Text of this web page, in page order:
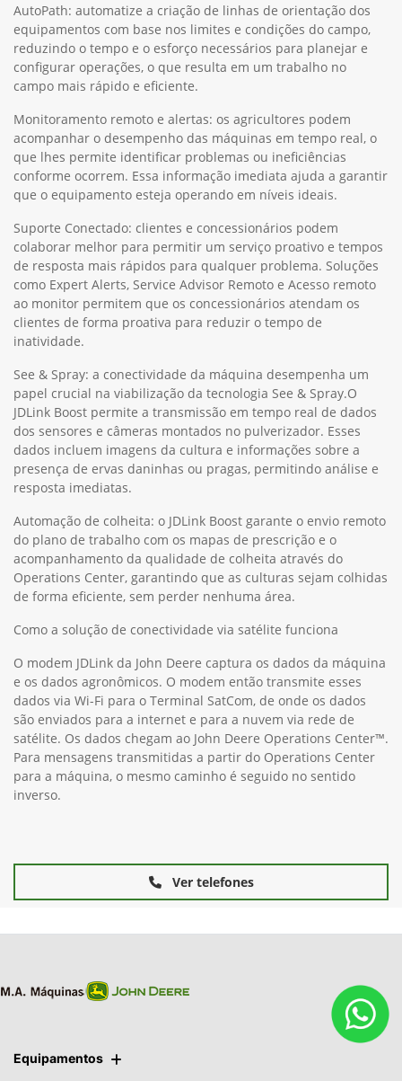
AutoPath: automatize a criação de linhas de orientação dos
equipamentos com base nos limites e condições do campo,
reduzindo o tempo e o esforço necessários para planejar e
configurar operações, o que resulta em um trabalho no
campo mais rápido e eficiente.
Monitoramento remoto e alertas: os agricultores podem
acompanhar o desempenho das máquinas em tempo real, o
que lhes permite identificar problemas ou ineficiências
conforme ocorrem. Essa informação imediata ajuda a garantir
que o equipamento esteja operando em níveis ideais.
Suporte Conectado: clientes e concessionários podem
colaborar melhor para permitir um serviço proativo e tempos
de resposta mais rápidos para qualquer problema. Soluções
como Expert Alerts, Service Advisor Remoto e Acesso remoto
ao monitor permitem que os concessionários atendam os
clientes de forma proativa para reduzir o tempo de
inatividade.
See & Spray: a conectividade da máquina desempenha um
papel crucial na viabilização da tecnologia See & Spray.O
JDLink Boost permite a transmissão em tempo real de dados
dos sensores e câmeras montados no pulverizador. Esses
dados incluem imagens da cultura e informações sobre a
presença de ervas daninhas ou pragas, permitindo análise e
resposta imediatas.
Automação de colheita: o JDLink Boost garante o envio remoto
do plano de trabalho com os mapas de prescrição e o
acompanhamento da qualidade de colheita através do
Operations Center, garantindo que as culturas sejam colhidas
de forma eficiente, sem perder nenhuma área.
Como a solução de conectividade via satélite funciona
O modem JDLink da John Deere captura os dados da máquina
e os dados agronômicos. O modem então transmite esses
dados via Wi-Fi para o Terminal SatCom, de onde os dados
são enviados para a internet e para a nuvem via rede de
satélite. Os dados chegam ao John Deere Operations Center™.
Para mensagens transmitidas a partir do Operations Center
para a máquina, o mesmo caminho é seguido no sentido
inverso.
Ver telefones
Equipamentos